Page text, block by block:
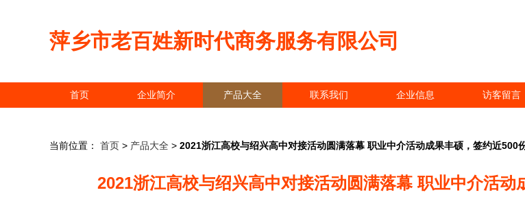
萍乡市老百姓新时代商务服务有限公司
首页 企业简介 产品大全 联系我们 企业信息 访客留言
当前位置： 首页 > 产品大全 > 2021浙江高校与绍兴高中对接活动圆满落幕 职业中介活动成果丰硕，签约近500
2021浙江高校与绍兴高中对接活动圆满落幕 职业中介活